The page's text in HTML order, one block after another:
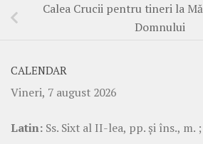
Calea Crucii pentru tineri la
Domnului
CALENDAR
Vineri, 7 august 2026
Latin: Ss. Sixt al II-lea, pp. şi îns., m.